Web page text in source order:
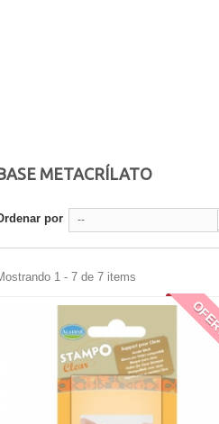
METACRÍLATO
por --
1 - 7 de 7 items